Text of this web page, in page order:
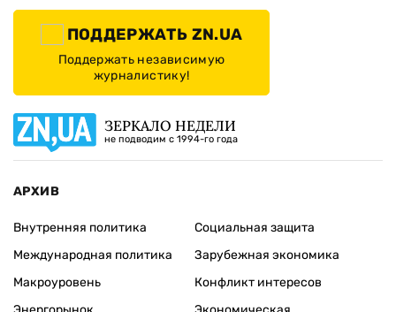
ПОДДЕРЖАТЬ ZN.UA
Поддержать независимую
журналистику!
ЗЕРКАЛО НЕДЕЛИ
не подводим с 1994-го года
АРХИВ
Внутренняя политика
Международная политика
Макроуровень
Социальная защита
Зарубежная экономика
Конфликт интересов